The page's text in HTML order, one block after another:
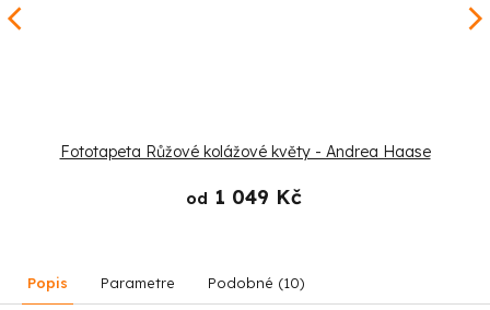
Fototapeta Růžové kolážové květy - Andrea Haase
od 1 049 Kč
Popis Parametre Podobné (10)